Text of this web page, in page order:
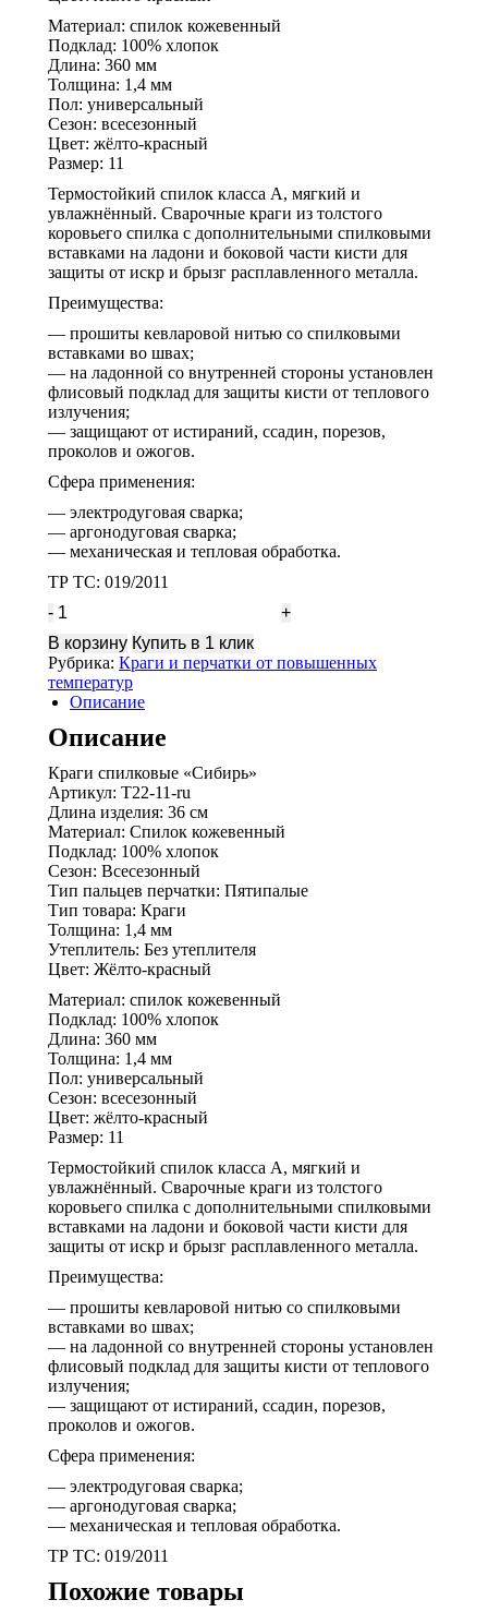
Материал: спилок кожевенный
Подклад: 100% хлопок
Длина: 360 мм
Толщина: 1,4 мм
Пол: универсальный
Сезон: всесезонный
Цвет: жёлто-красный
Размер: 11
Термостойкий спилок класса А, мягкий и
увлажнённый. Сварочные краги из толстого
коровьего спилка с дополнительными спилковыми
вставками на ладони и боковой части кисти для
защиты от искр и брызг расплавленного металла.
Преимущества:
— прошиты кевларовой нитью со спилковыми
вставками во швах;
— на ладонной со внутренней стороны установлен
флисовый подклад для защиты кисти от теплового
излучения;
— защищают от истираний, ссадин, порезов,
проколов и ожогов.
Сфера применения:
— электродуговая сварка;
— аргонодуговая сварка;
— механическая и тепловая обработка.
ТР ТС: 019/2011
Количество
спилковые
"Сибирь"
В корзину Купить в 1 клик
Рубрика: Краги и перчатки от повышенных
температур
Описание
Описание
Краги спилковые «Сибирь»
Артикул: Т22-11-ru
Длина изделия: 36 см
Материал: Спилок кожевенный
Подклад: 100% хлопок
Сезон: Всесезонный
Тип пальцев перчатки: Пятипалые
Тип товара: Краги
Толщина: 1,4 мм
Утеплитель: Без утеплителя
Цвет: Жёлто-красный
Материал: спилок кожевенный
Подклад: 100% хлопок
Длина: 360 мм
Толщина: 1,4 мм
Пол: универсальный
Сезон: всесезонный
Цвет: жёлто-красный
Размер: 11
Термостойкий спилок класса А, мягкий и
увлажнённый. Сварочные краги из толстого
коровьего спилка с дополнительными спилковыми
вставками на ладони и боковой части кисти для
защиты от искр и брызг расплавленного металла.
Преимущества:
— прошиты кевларовой нитью со спилковыми
вставками во швах;
— на ладонной со внутренней стороны установлен
флисовый подклад для защиты кисти от теплового
излучения;
— защищают от истираний, ссадин, порезов,
проколов и ожогов.
Сфера применения:
— электродуговая сварка;
— аргонодуговая сварка;
— механическая и тепловая обработка.
ТР ТС: 019/2011
Похожие товары